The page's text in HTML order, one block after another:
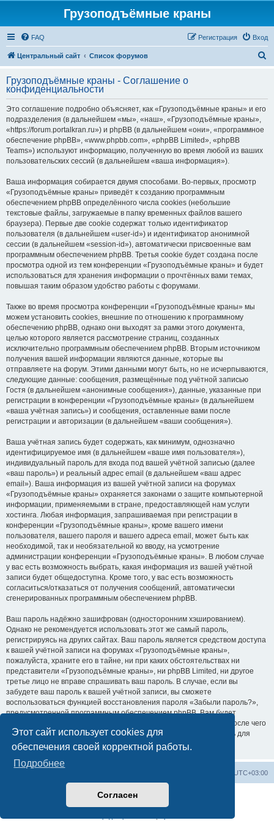
Этот сайт использует cookies для
обеспечения своей корректной работы.
Подробнее
Согласен
Грузоподъёмные краны
FAQ Вход
Регистрация
Центральный сайт Список форумов
с
Грузоподъёмные краны - Соглашение о
конфиденциальности
Это соглашение подробно объясняет, как «Грузоподъёмные краны» и его
подразделения (в дальнейшем «мы», «наш», «Грузоподъёмные краны»,
«https://forum.portalkran.ru») и phpBB (в дальнейшем «они», «программное
обеспечение phpBB», «www.phpbb.com», «phpBB Limited», «phpBB
Teams») используют информацию, полученную во время любой из ваших
пользовательских сессий (в дальнейшем «ваша информация»).
Ваша информация собирается двумя способами. Во-первых, просмотр
«Грузоподъёмные краны» приведёт к созданию программным
обеспечением phpBB определённого числа cookies (небольшие
текстовые файлы, загружаемые в папку временных файлов вашего
браузера). Первые две cookie содержат только идентификатор
пользователя (в дальнейшем «user-id») и идентификатор анонимной
сессии (в дальнейшем «session-id»), автоматически присвоенные вам
программным обеспечением phpBB. Третья cookie будет создана после
просмотра одной из тем конференции «Грузоподъёмные краны» и будет
использоваться для хранения информации о прочтённых вами темах,
повышая таким образом удобство работы с форумами.
Также во время просмотра конференции «Грузоподъёмные краны» мы
можем установить cookies, внешние по отношению к программному
обеспечению phpBB, однако они выходят за рамки этого документа,
целью которого является рассмотрение страниц, созданных
исключительно программным обеспечением phpBB. Вторым источником
получения вашей информации являются данные, которые вы
отправляете на форум. Этими данными могут быть, но не исчерпываются,
следующие данные: сообщения, размещённые под учётной записью
Гостя (в дальнейшем «анонимные сообщения»), данные, указанные при
регистрации в конференции «Грузоподъёмные краны» (в дальнейшем
«ваша учётная запись») и сообщения, оставленные вами после
регистрации и авторизации (в дальнейшем «ваши сообщения»).
Ваша учётная запись будет содержать, как минимум, однозначно
идентифицируемое имя (в дальнейшем «ваше имя пользователя»),
индивидуальный пароль для входа под вашей учётной записью (далее
«ваш пароль») и реальный адрес email (в дальнейшем «ваш адрес
email»). Ваша информация из вашей учётной записи на форумах
«Грузоподъёмные краны» охраняется законами о защите компьютерной
информации, применяемыми в стране, предоставляющей нам услуги
хостинга. Любая информация, запрашиваемая при регистрации в
конференции «Грузоподъёмные краны», кроме вашего имени
пользователя, вашего пароля и вашего адреса email, может быть как
необходимой, так и необязательной ко вводу, на усмотрение
администрации конференции «Грузоподъёмные краны». В любом случае
у вас есть возможность выбрать, какая информация из вашей учётной
записи будет общедоступна. Кроме того, у вас есть возможность
согласиться/отказаться от получения сообщений, автоматически
сгенерированных программным обеспечением phpBB.
Ваш пароль надёжно зашифрован (односторонним хэшированием).
Однако не рекомендуется использовать этот же самый пароль,
регистрируясь на других сайтах. Ваш пароль является средством доступа
к вашей учётной записи на форумах «Грузоподъёмные краны»,
пожалуйста, храните его в тайне, ни при каких обстоятельствах ни
представители «Грузоподъёмные краны», ни phpBB Limited, ни другое
третье лицо не вправе спрашивать ваш пароль. В случае, если вы
забудете ваш пароль к вашей учётной записи, вы сможете
воспользоваться функцией восстановления пароля «Забыли пароль?»,
предусмотренной программным обеспечением phpBB. Вам будет
необходимо ввести ваше имя пользователя и ваш адрес email, после чего
программное обеспечение phpBB сгенерирует вам новый пароль для
вашей учётной записи.
UTC+03:00
Создано на основеphpBB® Forum Software © phpBB Limited
Русская поддержка phpBB